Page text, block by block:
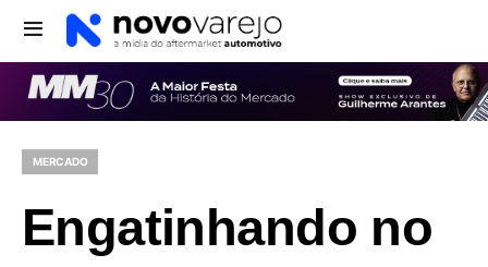
MERCADO
Engatinhando no